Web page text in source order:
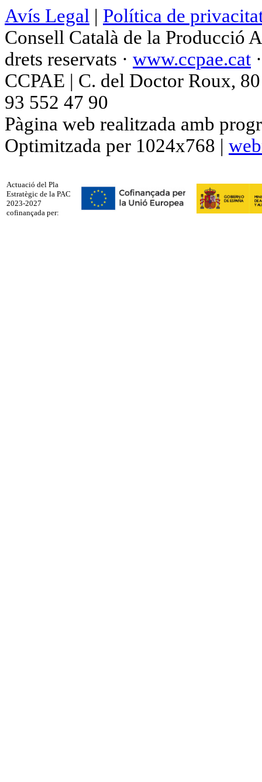
Avís Legal | Política de
Consell Català de la Producció
drets reservats · www.ccpae.cat
CCPAE | C. del Doctor Roux,
93 552 47 90
Pàgina web realitzada amb
Optimitzada per 1024x768 |
Actuació del Pla
Estratègic de la PAC
2023-2027
cofinançada per: